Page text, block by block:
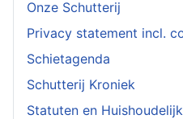
Onze Schutterij
Privacy statement incl.
Schietagenda
Schutterij Kroniek
Statuten en